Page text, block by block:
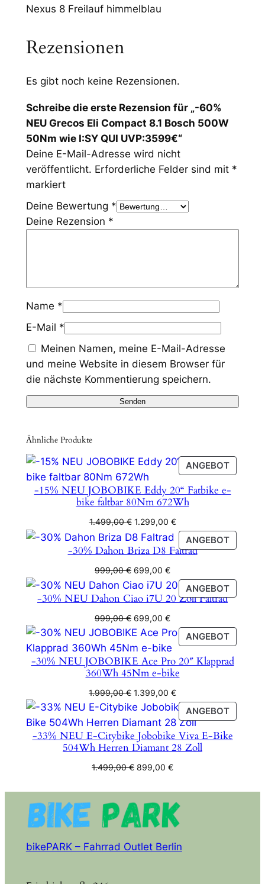
Nexus 8 Freilauf himmelblau
Rezensionen
Es gibt noch keine Rezensionen.
Schreibe die erste Rezension für „-60%
NEU Grecos Eli Compact 8.1 Bosch 500W
50Nm wie I:SY QUI UVP:3599€“
Deine E-Mail-Adresse wird nicht
veröffentlicht. Erforderliche Felder sind mit *
markiert
Deine Bewertung *
Deine Rezension *
Name *
E-Mail *
Meinen Namen, meine E-Mail-Adresse
und meine Website in diesem Browser für
die nächste Kommentierung speichern.
Ähnliche Produkte
ANGEBOT
IM
-15% NEU JOBOBIKE Eddy 20“ Fatbike e-
bike faltbar 80Nm 672Wh
1.499,00€ Ursprünglicher
Preis
war:
1.299,00 €Aktueller
Preis
ist:
ANGEBOT
IM
-30% Dahon Briza D8 Faltrad
999,00€ Ursprünglicher
Preis
war:
699,00 €Aktueller
Preis
ist:
ANGEBOT
IM
-30% NEU Dahon Ciao i7U 20 Zoll Faltrad
999,00€ Ursprünglicher
Preis
war:
999,00 €
699,00 €Aktueller
Preis
ist:
699,00 €.
ANGEBOT
IM
-30% NEU JOBOBIKE Ace Pro 20″ Klapprad
360Wh 45Nm e-bike
1.999,00€ Ursprünglicher
Preis
war:
1.999,00 €
1.399,00 €Aktueller
Preis
ist:
1.399,00 €.
ANGEBOT
IM
-33% NEU E-Citybike Jobobike Viva E-Bike
504Wh Herren Diamant 28 Zoll
1.499,00€ Ursprünglicher
war:
1.499,00 €
899,00 €Aktueller
ist:
899,00 €.
bikePARK – Fahrrad Outlet Berlin